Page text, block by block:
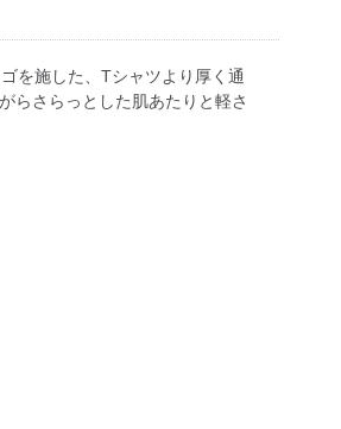
を施した、Tシャツより厚く通
らさらっとした肌あたりと軽さ